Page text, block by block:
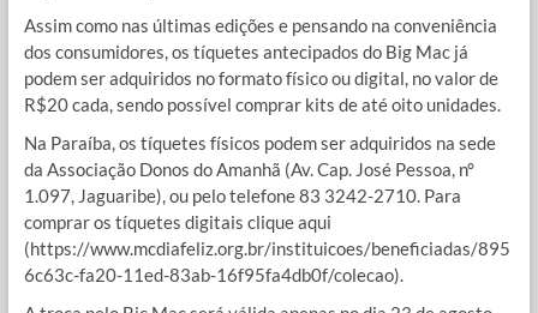
Assim como nas últimas edições e pensando na conveniência
dos consumidores, os tíquetes antecipados do Big Mac já
podem ser adquiridos no formato físico ou digital, no valor de
R$20 cada, sendo possível comprar kits de até oito unidades.
Na Paraíba, os tíquetes físicos podem ser adquiridos na sede
da Associação Donos do Amanhã (Av. Cap. José Pessoa, n°
1.097, Jaguaribe), ou pelo telefone 83 3242-2710. Para
comprar os tíquetes digitais clique aqui
(https://www.mcdiafeliz.org.br/instituicoes/beneficiadas/895
6c63c-fa20-11ed-83ab-16f95fa4db0f/colecao).